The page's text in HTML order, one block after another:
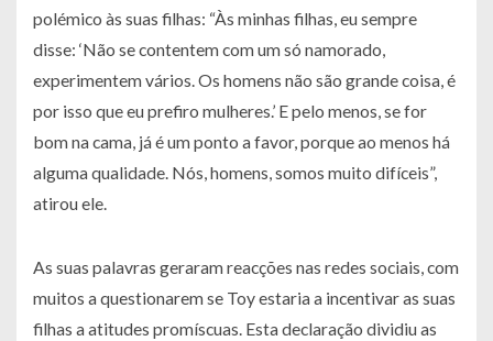
polémico às suas filhas: “Às minhas filhas, eu sempre
disse: ‘Não se contentem com um só namorado,
experimentem vários. Os homens não são grande coisa, é
por isso que eu prefiro mulheres.’ E pelo menos, se for
bom na cama, já é um ponto a favor, porque ao menos há
alguma qualidade. Nós, homens, somos muito difíceis”,
atirou ele.
As suas palavras geraram reacções nas redes sociais, com
muitos a questionarem se Toy estaria a incentivar as suas
filhas a atitudes promíscuas. Esta declaração dividiu as